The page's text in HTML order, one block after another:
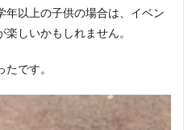
年以上の子供の場合は、イベン
しいかもしれません。
です。